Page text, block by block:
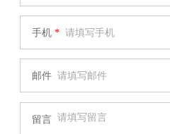
手机 *
邮件
留言